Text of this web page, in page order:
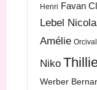
Henri Favan
Lebel
Amélie
Niko
Werber